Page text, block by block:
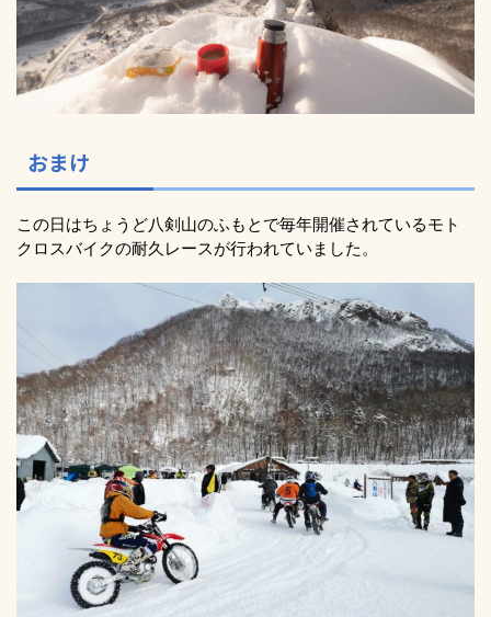
おまけ
この日はちょうど八剣山のふもとで毎年開催されているモト
クロスバイクの耐久レースが行われていました。